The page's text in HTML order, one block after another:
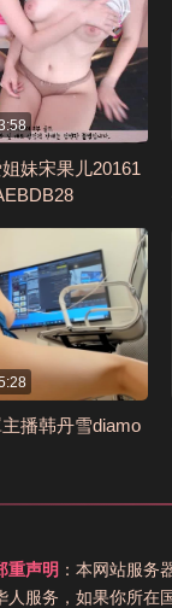
妹宋果儿20161
播韩丹雪diamo
重声明 ：本网站服务
人服务，如果你所在